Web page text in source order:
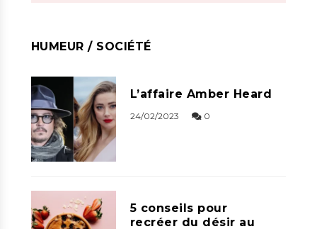
HUMEUR / SOCIÉTÉ
L’affaire Amber Heard
24/02/2023 0
5 conseils pour
recréer du désir au